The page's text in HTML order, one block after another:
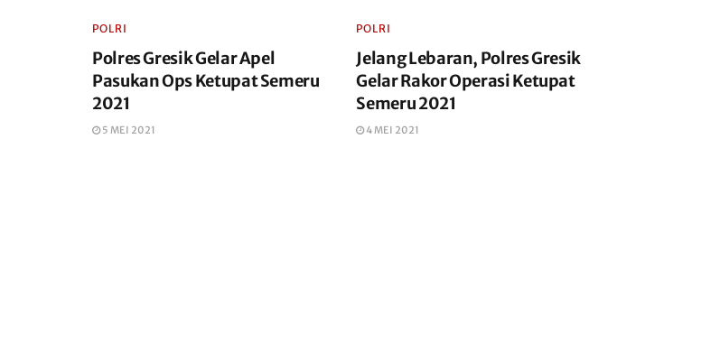
POLRI
Polres Gresik Gelar Apel
Pasukan Ops Ketupat Semeru
2021
5 MEI 2021
POLRI
Jelang Lebaran, Polres Gresik
Gelar Rakor Operasi Ketupat
Semeru 2021
4 MEI 2021